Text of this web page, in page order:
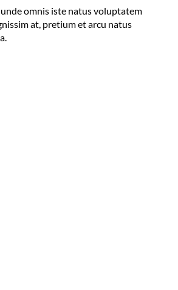
omnis iste natus voluptatem
at, pretium et arcu natus